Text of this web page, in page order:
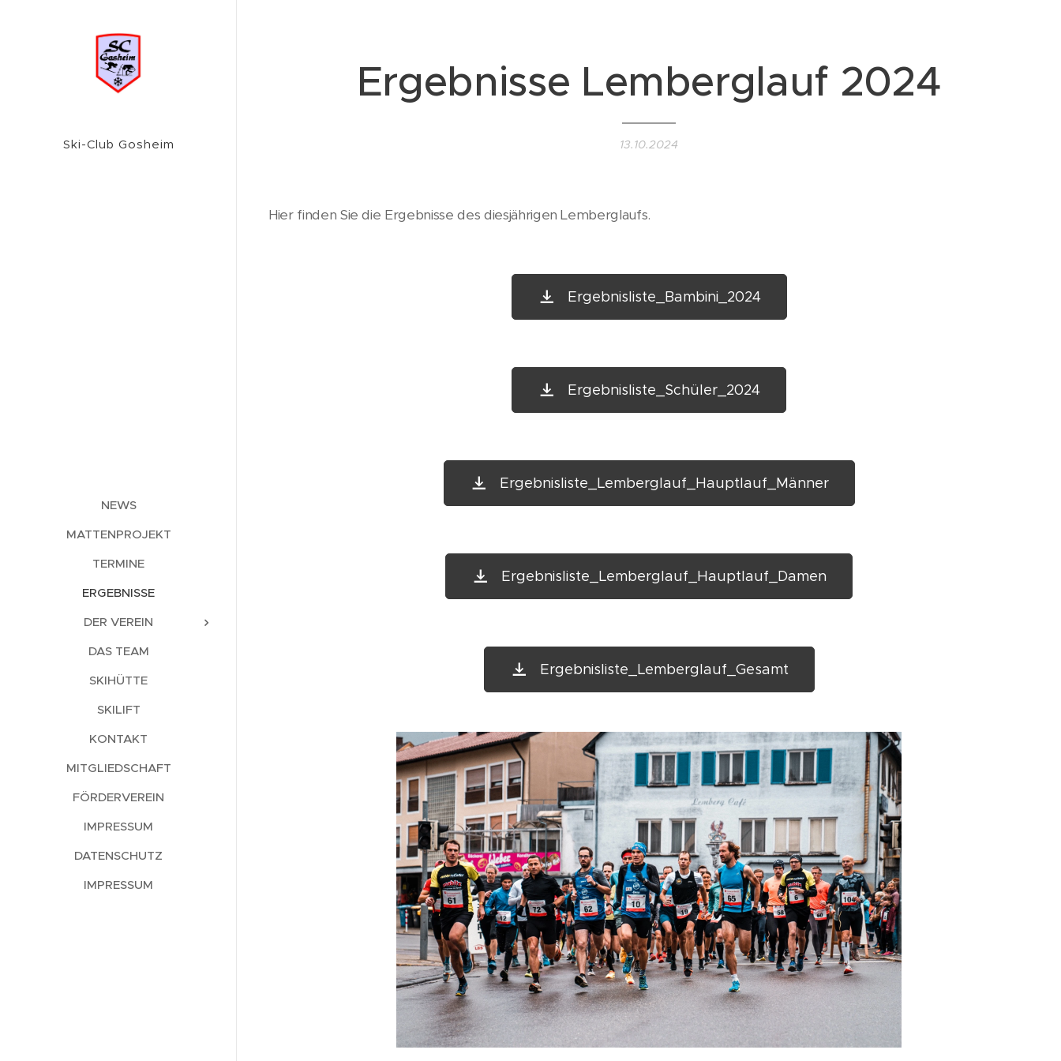
Ski-Club Gosheim
NEWS
MATTENPROJEKT
TERMINE
ERGEBNISSE
DER VEREIN
DAS TEAM
SKIHÜTTE
SKILIFT
KONTAKT
MITGLIEDSCHAFT
FÖRDERVEREIN
IMPRESSUM
DATENSCHUTZ
IMPRESSUM
Ergebnisse Lemberglauf 2024
13.10.2024
Hier finden Sie die Ergebnisse des diesjährigen Lemberglaufs.
Ergebnisliste_Bambini_2024
Ergebnisliste_Schüler_2024
Ergebnisliste_Lemberglauf_Hauptlauf_Männer
Ergebnisliste_Lemberglauf_Hauptlauf_Damen
Ergebnisliste_Lemberglauf_Gesamt